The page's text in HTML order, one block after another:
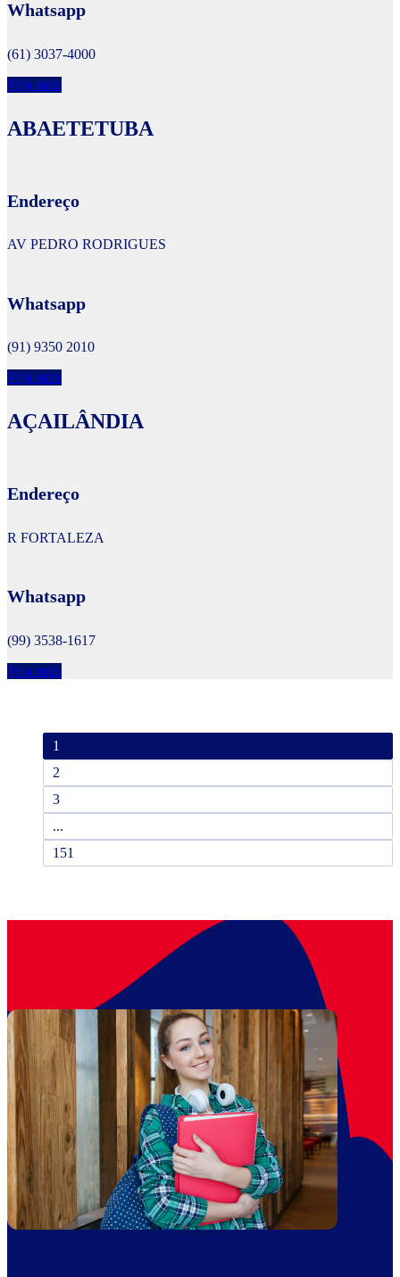
Whatsapp
(61) 3037-4000
Veja mais
ABAETETUBA
Endereço
AV PEDRO RODRIGUES
Whatsapp
(91) 9350 2010
Veja mais
AÇAILÂNDIA
Endereço
R FORTALEZA
Whatsapp
(99) 3538-1617
Veja mais
1
2
3
...
151